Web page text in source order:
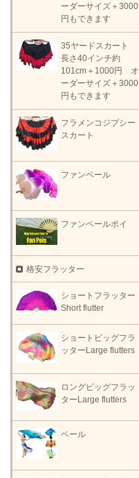
ーダーサイズ＋3000
円もできます
35ヤードスカート
長さ40インチ約
101cm＋1000円 オ
ーダーサイズ＋3000
円もできます
フラメンコジプシー
スカート
ファンベール
ファンベールポイ
格安フラッター
ショートフラッター
Short flutter
ショートビッグフラ
ッターLarge flutters
ロングビッグフラッ
ターLarge flutters
ベール